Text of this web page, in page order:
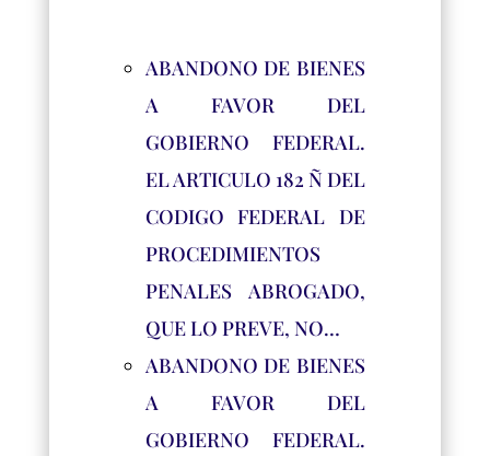
ABANDONO DE BIENES
A FAVOR DEL
GOBIERNO FEDERAL.
EL ARTICULO 182 Ñ DEL
CODIGO FEDERAL DE
PROCEDIMIENTOS
PENALES ABROGADO,
QUE LO PREVE, NO…
ABANDONO DE BIENES
A FAVOR DEL
GOBIERNO FEDERAL.